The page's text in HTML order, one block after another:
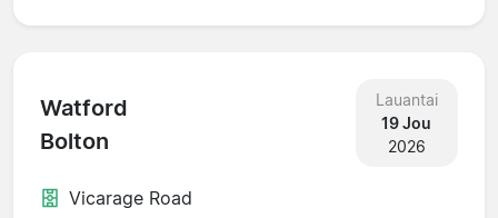
Watford
Bolton
Lauantai
19 Jou
2026
Vicarage Road